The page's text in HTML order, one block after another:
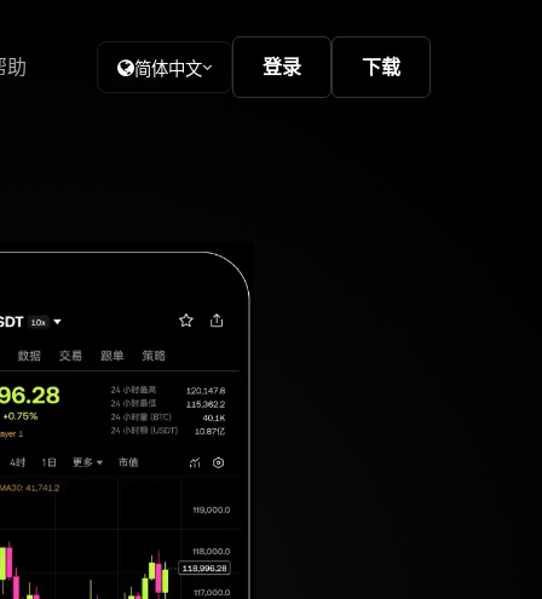
助 简体中文 登录 下载